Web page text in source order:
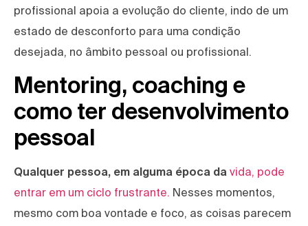
profissional apoia a evolução do cliente, indo de um
estado de desconforto para uma condição
desejada, no âmbito pessoal ou profissional.
Mentoring, coaching e
como ter desenvolvimento
pessoal
Qualquer pessoa, em alguma época da vida, pode
entrar em um ciclo frustrante. Nesses momentos,
mesmo com boa vontade e foco, as coisas parecem